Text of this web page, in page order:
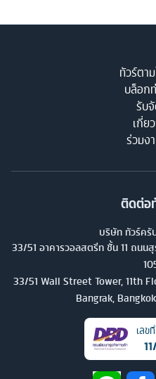
ทัวร์ตา
บล็อก
รับ
เกี่ย
ร่วมง
ติดต่อ
บริษัท ทัวร์ครั
33/51 อาคารวอลสตรีท ชั้น 11 ถน
33/51 Wall Street Tower, 11th
Bangrak,
เลข